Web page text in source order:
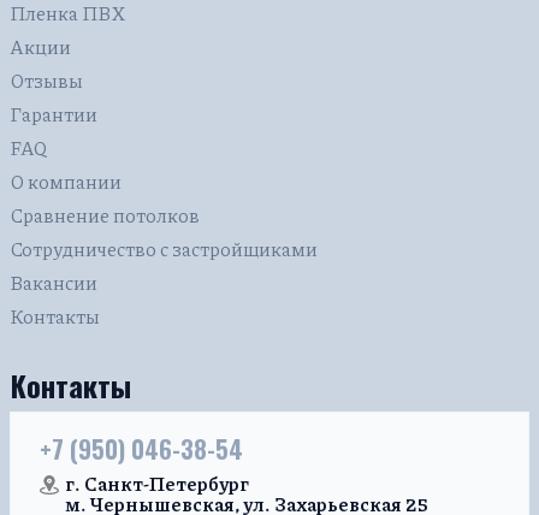
Пленка ПВХ
Акции
Отзывы
Гарантии
FAQ
О компании
Сравнение потолков
Сотрудничество с застройщиками
Вакансии
Контакты
Контакты
+7 (950) 046-38-54
г. Санкт-Петербург
м. Чернышевская, ул. Захарьевская 25